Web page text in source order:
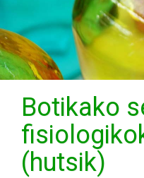
Botikako
(hutsik)